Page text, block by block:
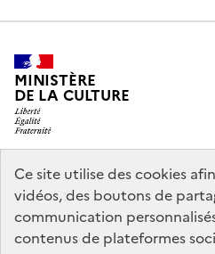
Ce site utilise des cookies
vidéos, des boutons de
communication
contenus de plateformes
MINISTÈRE
DE LA CULTURE
legifrance.gouv.fr
service-public.gouv.fr